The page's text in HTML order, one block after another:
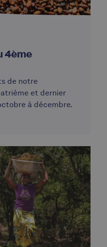
4ème
de notre
et dernier
à décembre.